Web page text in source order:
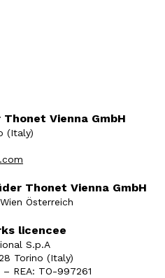
Vienna GmbH
(Italy)
Thonet Vienna GmbH
Österreich
licencee
S.p.A
Torino (Italy)
REA: TO-997261